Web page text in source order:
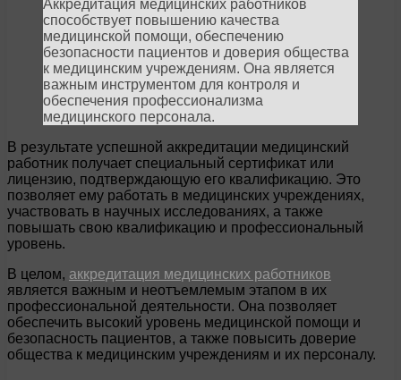
Аккредитация медицинских работников
способствует повышению качества
медицинской помощи, обеспечению
безопасности пациентов и доверия общества
к медицинским учреждениям. Она является
важным инструментом для контроля и
обеспечения профессионализма
медицинского персонала.
В результате успешной аккредитации медицинский
работник получает специальный сертификат или
лицензию, подтверждающую его квалификацию. Это
позволяет ему работать в медицинских учреждениях,
участвовать в научных исследованиях, а также
повышать свою квалификацию и профессиональный
уровень.
В целом, аккредитация медицинских работников
является важным и неотъемлемым этапом в их
профессиональной деятельности. Она позволяет
обеспечить высокий уровень медицинской помощи и
безопасность пациентов, а также повысить доверие
общества к медицинским учреждениям и их персоналу.